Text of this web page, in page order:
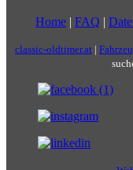
Home | FAQ |
classic-oldtimer.at |